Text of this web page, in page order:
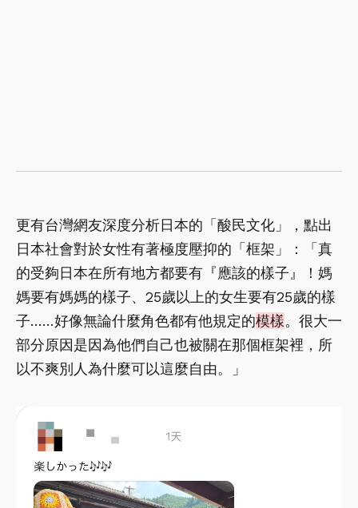
更有台灣網友深度分析日本的「酸民文化」，點出
日本社會對於女性有著極度壓抑的「框架」：「真
的受夠日本在所有地方都要有『應該的樣子』！媽
媽要有媽媽的樣子、25歲以上的女生要有25歲的樣
子……好像無論什麼角色都有他規定的模樣。很大一
部分原因是因為他們自己也被關在那個框架裡，所
以不爽別人為什麼可以這麼自由。」